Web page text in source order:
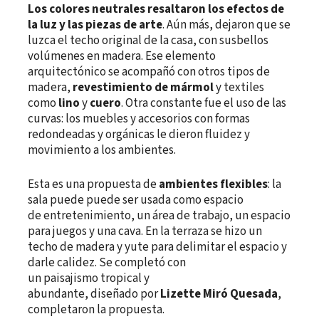
Los colores neutrales resaltaron los efectos de
la luz y las piezas de arte. Aún más, dejaron que se
luzca el techo original de la casa, con susbellos
volúmenes en madera. Ese elemento
arquitectónico se acompañó con otros tipos de
madera, revestimiento de mármoly textiles
como linoycuero. Otra constante fue el uso de las
curvas: los muebles y accesorios con formas
redondeadas y orgánicas le dieron fluidez y
movimiento a los ambientes.
Esta es una propuesta deambientes flexibles: la
sala puede puede ser usada como espacio
de entretenimiento, un área de trabajo, un espacio
para juegos y una cava. En la terraza se hizo un
techo de madera y yute para delimitar el espacio y
darle calidez. Se completó con
un paisajismo tropical y
abundante, diseñado porLizette Miró Quesada,
completaron la propuesta.